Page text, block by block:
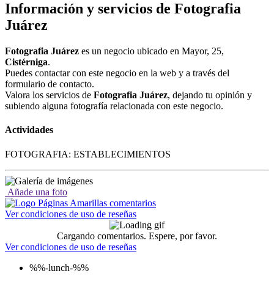
Información y servicios de Fotografia
Juárez
Fotografia Juárez es un negocio ubicado en Mayor, 25,
Cistérniga.
Puedes contactar con este negocio en la web y a través del
formulario de contacto.
Valora los servicios de Fotografia Juárez, dejando tu opinión y
subiendo alguna fotografía relacionada con este negocio.
Actividades
FOTOGRAFIA: ESTABLECIMIENTOS
Añade una foto
Ver condiciones de uso de reseñas
Cargando comentarios. Espere, por favor.
Ver condiciones de uso de reseñas
%%-lunch-%%